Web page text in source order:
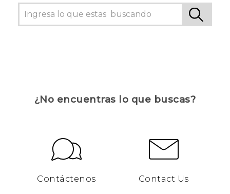
¿No encuentras lo que buscas?
Contáctenos Contact Us